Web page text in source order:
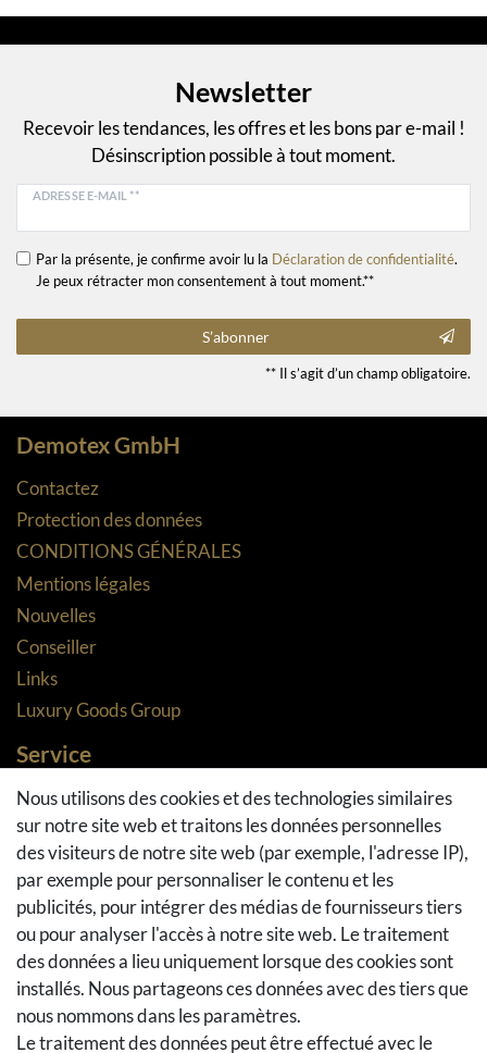
Newsletter
Recevoir les tendances, les offres et les bons par e-mail !
Désinscription possible à tout moment.
ADRESSE E-MAIL **
Par la présente, je confirme avoir lu la Déclaration de confidentialité.
Je peux rétracter mon consentement à tout moment.**
S’abonner
** Il s’agit d’un champ obligatoire.
Demotex GmbH
Contactez
Protection des données
CONDITIONS GÉNÉRALES
Mentions légales
Nouvelles
Conseiller
Links
Luxury Goods Group
Service
Méthodes de paiement
Méthodes et coûts de transport
Droit de rétractation
Retours
Se rétracter du contrat
Panier d'achat
A la caisse
Aide
Nous utilisons des cookies et des technologies similaires
sur notre site web et traitons les données personnelles
des visiteurs de notre site web (par exemple, l'adresse IP),
par exemple pour personnaliser le contenu et les
publicités, pour intégrer des médias de fournisseurs tiers
ou pour analyser l'accès à notre site web. Le traitement
des données a lieu uniquement lorsque des cookies sont
installés. Nous partageons ces données avec des tiers que
nous nommons dans les paramètres.
Le traitement des données peut être effectué avec le